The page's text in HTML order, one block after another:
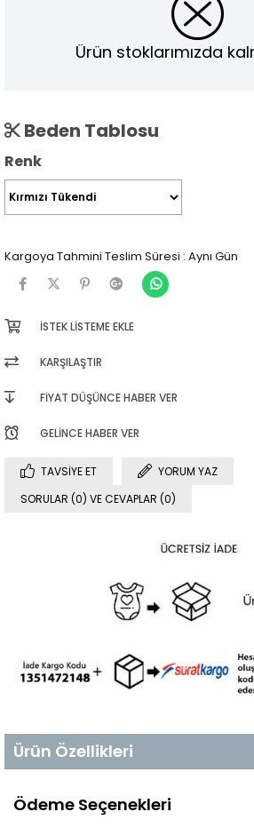
Ürün stoklarımızda
Beden Tablosu
Renk
Kargoya Tahmini Teslim Süresi : Aynı Gün
İSTEK LISTEME EKLE
KARŞILAŞTIR
FIYAT DÜŞÜNCE HABER VER
GELINCE HABER VER
TAVSIYE ET
YORUM YAZ
SORULAR (0) VE CEVAPLAR (0)
Ürün Özellikleri
Ödeme Seçenekleri